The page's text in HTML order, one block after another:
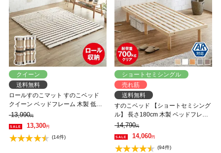
クイーン
送料無料
ロールすのこマット すのこベッド
クイーン ベッドフレーム 木製 低ホ
ルムアルデヒド 軽量 軽い コンパク
ト すのこマット 桐
13,990円
13,300円
(14件)
ショートセミシングル
売れ筋
送料無料
すのこベッド 【ショートセミシング
ル】 長さ180cm 木製 ベッドフレー
ム 耐荷重350kg 組立簡単 高さ4段階
低ホルムアルデヒド バノン【AR】
14,790円
14,060円
(94件)